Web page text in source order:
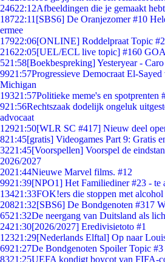
24622:12Afbeeldingen die je gemaakt
18722:11 [SBS6] De Oranjezomer #10
ermee
17922:06[ONLINE] Roddelpraat Topic
21622:05[UEL/ECL live topic] #160
521:58[Boekbespreking] Yesteryear -
9921:57Progressieve Democraat El-
Michigan
19321:57Politieke meme's en spotprenten
921:56Rechtszaak dodelijk ongeluk
advocaat
12921:50[WLR SC #417] Nieuw deel
821:45[gratis] Videogames Part 9: Gratis
3221:45[Voorspellen] Voorspel de
2026/2027
2021:44Nieuwe Marvel films. #12
9921:39[NPO1] Het Familiediner #23 - te
13421:33FOK!ers die stoppen met
20821:32[SBS6] De Bondgenoten #317
6521:32De neergang van Duitsland als
2421:30[2026/2027] Eredivisietoto #1
12321:29[Nederlands Elftal] Op naar
6921:27De Bondgenoten Spoiler Topic #3
8321:25UEFA kondigt boycot van FIFA-